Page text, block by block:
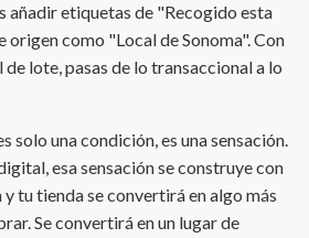
añadir etiquetas de "Recogido esta
origen como "Local de Sonoma". Con
lote, pasas de lo transaccional a lo
solo una condición, es una sensación.
esa sensación se construye con
tu tienda se convertirá en algo más
Se convertirá en un lugar de